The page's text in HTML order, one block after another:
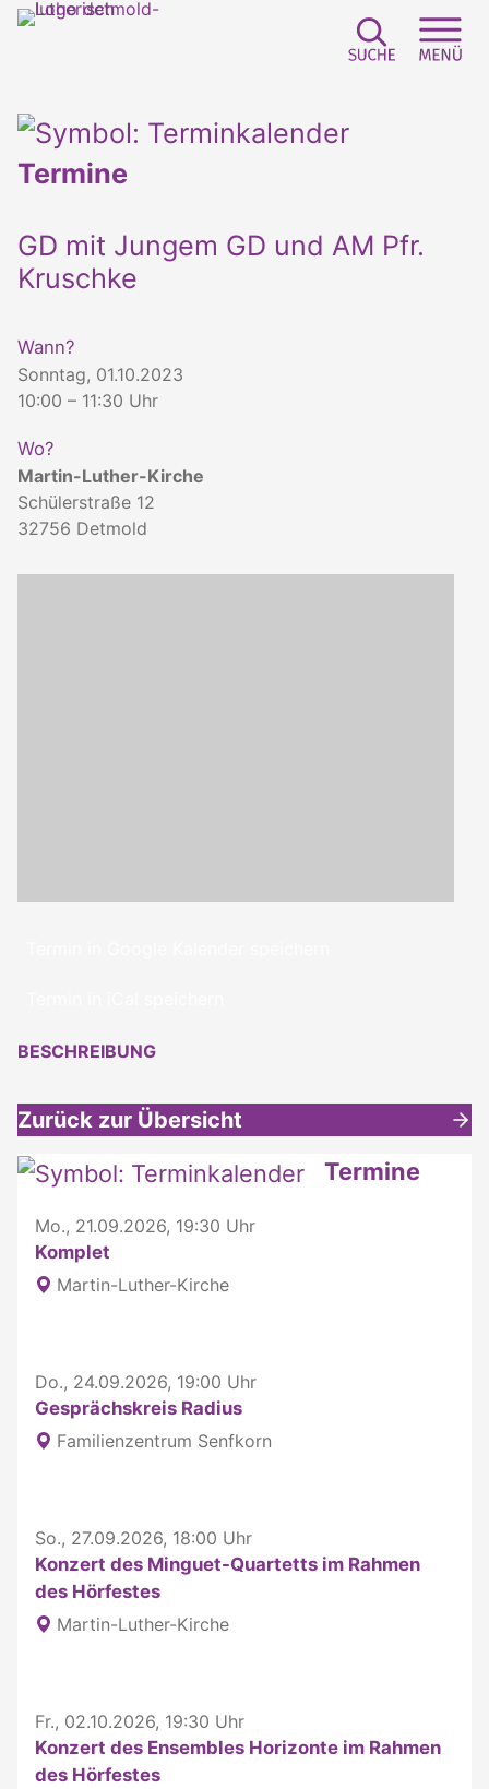
Termine
GD mit Jungem GD und AM Pfr.
Kruschke
Wann?
Sonntag, 01.10.2023
10:00 – 11:30 Uhr
Wo?
Martin-Luther-Kirche
Schülerstraße 12
32756 Detmold
BESCHREIBUNG
Zurück zur Übersicht
Weitere interessante Inhalte Termine
Mo., 21.09.2026, 19:30 Uhr
Komplet
Martin-Luther-Kirche
Do., 24.09.2026, 19:00 Uhr
Gesprächskreis Radius
Familienzentrum Senfkorn
So., 27.09.2026, 18:00 Uhr
Konzert des Minguet-Quartetts im Rahmen
des Hörfestes
Martin-Luther-Kirche
Fr., 02.10.2026, 19:30 Uhr
Konzert des Ensembles Horizonte im Rahmen
des Hörfestes